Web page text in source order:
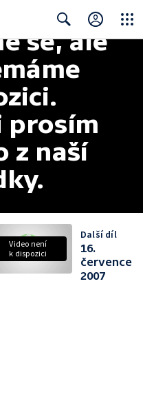
Search
se, ale
prosím
z naší
Video není
k dispozici
Další díl
16.
července
2007